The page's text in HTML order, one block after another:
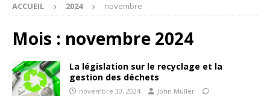
ACCUEIL 2024 novembre
Mois : novembre 2024
La législation sur le recyclage et la
gestion des déchets
novembre 30, 2024
John Muller